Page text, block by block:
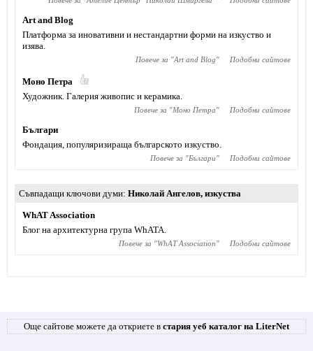
Art and Blog
Платформа за иновативни и нестандартни форми на изкуство и
изява.
Повече за "Art and Blog" Подобни сайтове
Моно Петра
Художник. Галерия живопис и керамика.
Повече за "Моно Петра" Подобни сайтове
Българи
Фондация, популяризираща българското изкуство.
Повече за "Българи" Подобни сайтове
Съвпадащи ключови думи Николай Ангелов, изкуства
WhAT Association
Блог на архитектурна група WhATA.
Повече за "WhAT Association" Подобни сайтове
Още сайтове можете да откриете в стария уеб каталог на LiterNet